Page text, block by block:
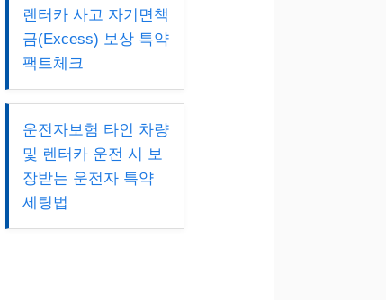
렌터카 사고 자기면책
금(Excess) 보상 특약
팩트체크
운전자보험 타인 차량
및 렌터카 운전 시 보
장받는 운전자 특약
세팅법